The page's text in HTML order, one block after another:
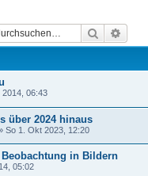
Suche
2014, 06:43
über 2024 hinaus
So 1. Okt 2023, 12:20
in Bildern
05:02